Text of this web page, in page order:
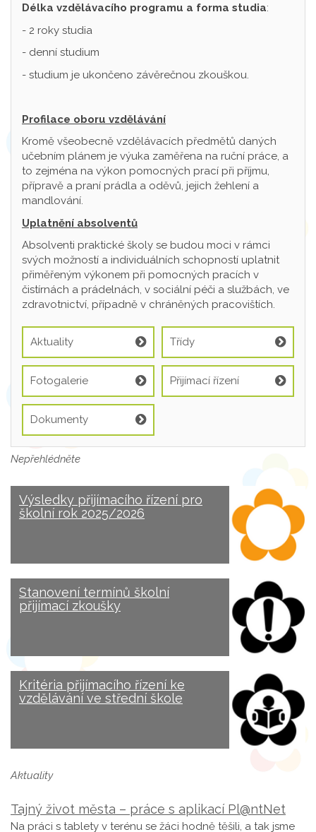
Délka vzdělávacího programu a forma studia:
- 2 roky studia
- denní studium
- studium je ukončeno závěrečnou zkouškou.
Profilace oboru vzdělávání
Kromě všeobecně vzdělávacích předmětů daných
učebním plánem je výuka zaměřena na ruční práce, a
to zejména na výkon pomocných prací při příjmu,
přípravě a praní prádla a oděvů, jejich žehlení a
mandlování.
Uplatnění absolventů
Absolventi praktické školy se budou moci v rámci
svých možností a individuálních schopností uplatnit
přiměřeným výkonem při pomocných pracích v
čistírnách a prádelnách, v sociální péči a službách, ve
zdravotnictví, případně v chráněných pracovištích.
Aktuality Třídy
Fotogalerie Přijímací řízení
Dokumenty
Nepřehlédněte
Výsledky přijímacího řízení pro
školní rok 2025/2026
Stanovení termínů školní
přijímací zkoušky
Kritéria přijímacího řízení ke
vzdělávání ve střední škole
Aktuality
Tajný život města – práce s aplikací Pl@ntNet
Na práci s tablety v terénu se žáci hodně těšili, a tak jsme